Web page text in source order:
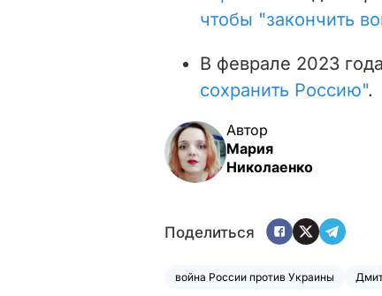
чтобы "закончить
В феврале 2023
сохранить Россию".
Автор
Мария
Николаенко
Поделиться
война России против Украины